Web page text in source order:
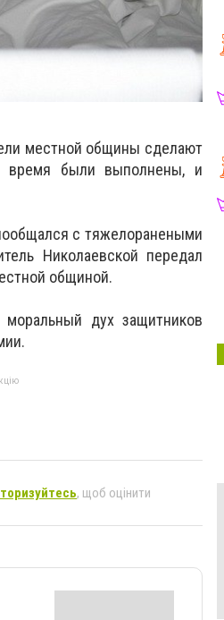
местной общины сделают
время были выполнены, и
с тяжелоранеными
Николаевской передал
общиной.
дух защитников
, щоб оцінити